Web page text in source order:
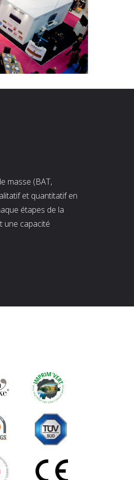
masse (BAT,
et quantitatif en
étapes de la
une capacité